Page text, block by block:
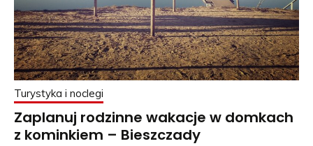
Turystyka i noclegi
Zaplanuj rodzinne wakacje w domkach
z kominkiem – Bieszczady